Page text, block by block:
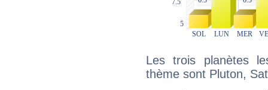
Les trois planètes
thème sont Pluton,